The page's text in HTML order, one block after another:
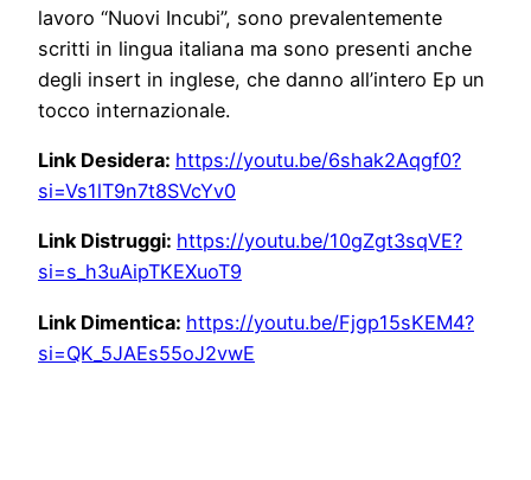
lavoro “Nuovi Incubi”, sono prevalentemente
scritti in lingua italiana ma sono presenti anche
degli insert in inglese, che danno all’intero Ep un
tocco internazionale.
Link Desidera: https://youtu.be/6shak2Aqgf0?
si=Vs1lT9n7t8SVcYv0
Link Distruggi: https://youtu.be/10gZgt3sqVE?
si=s_h3uAipTKEXuoT9
Link Dimentica: https://youtu.be/Fjgp15sKEM4?
si=QK_5JAEs55oJ2vwE